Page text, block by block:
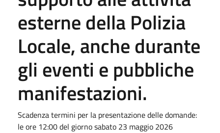
esterne della Polizia
Locale, anche durante
gli eventi e pubbliche
manifestazioni.
Scadenza termini per la presentazione delle domande:
le ore 12:00 del giorno sabato 23 maggio 2026